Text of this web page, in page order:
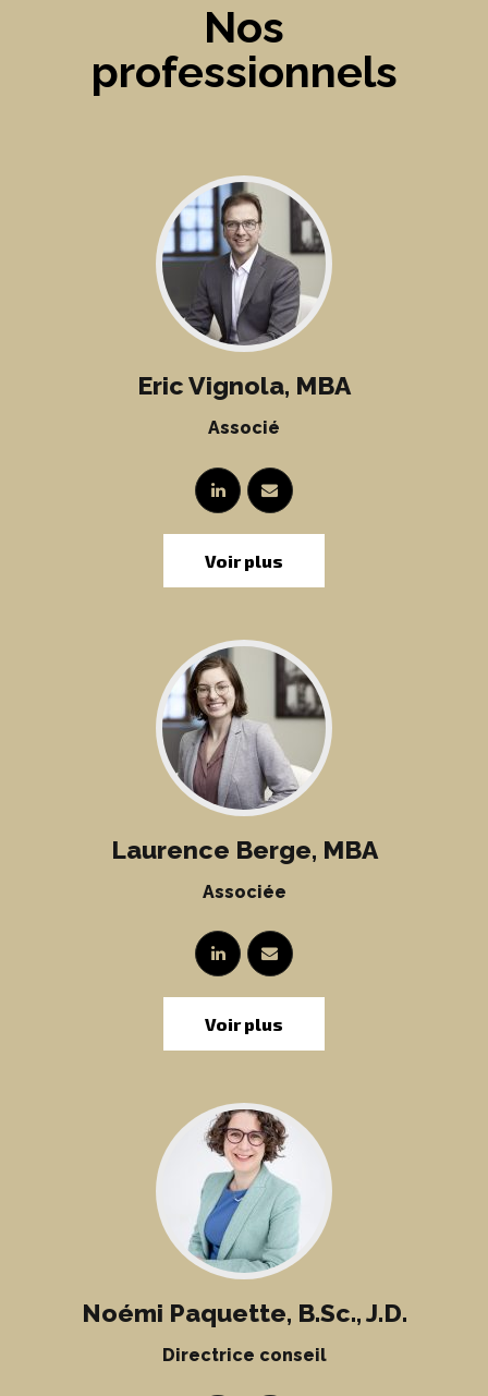
Nos
professionnels
Eric Vignola, MBA
Associé
Voir plus
Laurence Berge, MBA
Associée
Voir plus
Noémi Paquette, B.Sc., J.D.
Directrice conseil